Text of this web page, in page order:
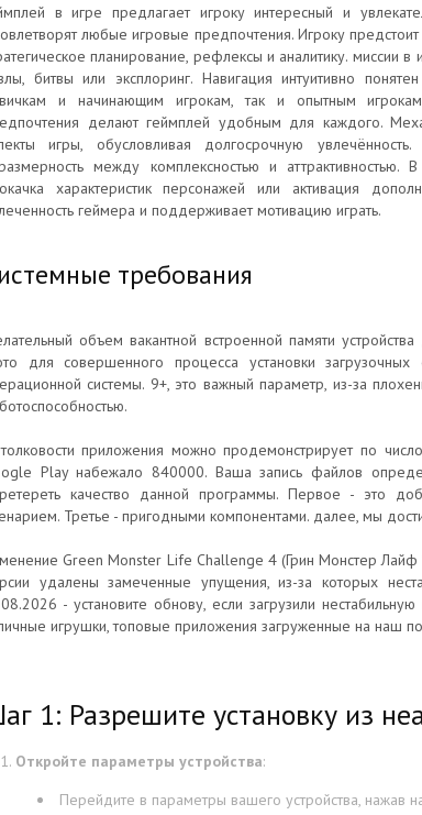
в игре предлагает игроку интересный и
любые игровые предпочтения. Игроку
планирование, рефлексы и аналитику. миссии
битвы или эксплоринг. Навигация интуитивно
и начинающим игрокам, так и опытным
делают геймплей удобным для каждого.
игры, обусловливая долгосрочную
между комплексностью и аттрактивностью.
характеристик персонажей или активация
геймера и поддерживает мотивацию играть.
требования
объем вакантной встроенной памяти
для совершенного процесса установки
системы. 9+, это важный параметр, из-за
приложения можно продемонстрирует по
Play набежало 840000. Ваша запись файлов
качество данной программы. Первое - это
Третье - пригодными компонентами. далее, мы
Green Monster Life Challenge 4 (Грин Монстер
удалены замеченные упущения, из-за которых
- установите обнову, если загрузили
игрушки, топовые приложения загруженные на наш
1: Разрешите установку из
Откройте параметры устройства:
Перейдите в параметры вашего устройства, нажав